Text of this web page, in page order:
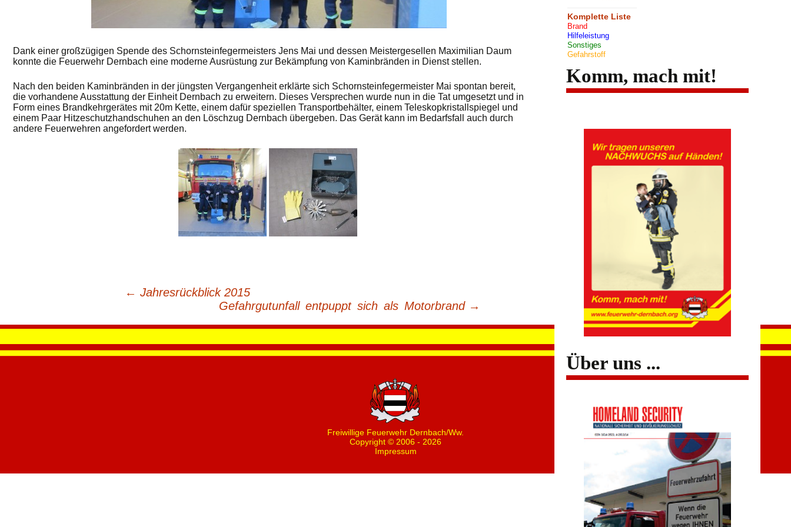
Dank einer großzügigen Spende des Schornsteinfegermeisters Jens Mai und dessen Meistergesellen Maximilian Daum
konnte die Feuerwehr Dernbach eine moderne Ausrüstung zur Bekämpfung von Kaminbränden in Dienst stellen.
Nach den beiden Kaminbränden in der jüngsten Vergangenheit erklärte sich Schornsteinfegermeister Mai spontan bereit,
die vorhandene Ausstattung der Einheit Dernbach zu erweitern. Dieses Versprechen wurde nun in die Tat umgesetzt und in
Form eines Brandkehrgerätes mit 20m Kette, einem dafür speziellen Transportbehälter, einem Teleskopkristallspiegel und
einem Paar Hitzeschutzhandschuhen an den Löschzug Dernbach übergeben. Das Gerät kann im Bedarfsfall auch durch
andere Feuerwehren angefordert werden.
Beitragsnavigation
← Jahresrückblick 2015
Gefahrgutunfall entpuppt sich als Motorbrand →
Komplette Liste
Brand
Hilfeleistung
Sonstiges
Gefahrstoff
Komm, mach mit!
Über uns ...
Freiwillige Feuerwehr Dernbach/Ww.
Copyright © 2006 - 2026
Impressum